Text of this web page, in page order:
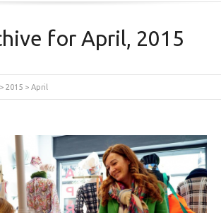
for April, 2015
> 2015 > April